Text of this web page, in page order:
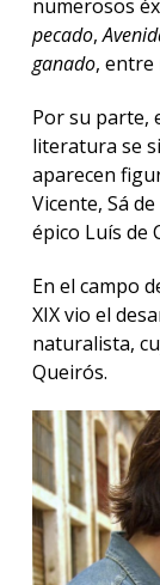
numerosos
pecado,
ganado, entre
Por su parte,
literatura se
aparecen
Vicente, Sá
épico Luís de
En el campo
XIX vio el
naturalista,
Queirós.